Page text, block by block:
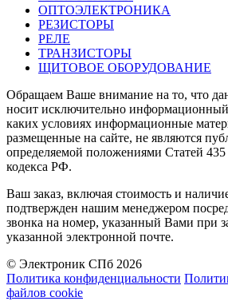
ОПТОЭЛЕКТРОНИКА
РЕЗИСТОРЫ
РЕЛЕ
ТРАНЗИСТОРЫ
ЩИТОВОЕ ОБОРУДОВАНИЕ
Обращаем Ваше внимание на то, что
носит исключительно
каких условиях информационные
размещенные на сайте, не являются
определяемой положениями Статей
кодекса РФ.
Ваш заказ, включая стоимость и
подтвержден нашим менеджером
звонка на номер, указанный Вами при
указанной электронной почте.
© Электроник СПб 2026
Политика конфиденциальности
файлов cookie